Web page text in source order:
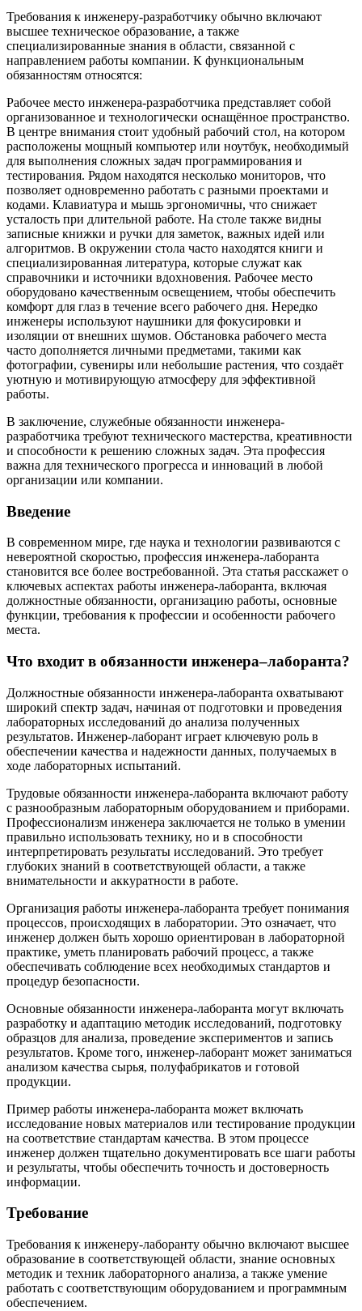
Требования к инженеру-разработчику обычно включают
высшее техническое образование, а также
специализированные знания в области, связанной с
направлением работы компании. К функциональным
обязанностям относятся:
Рабочее место инженера-разработчика представляет собой
организованное и технологически оснащённое пространство.
В центре внимания стоит удобный рабочий стол, на котором
расположены мощный компьютер или ноутбук, необходимый
для выполнения сложных задач программирования и
тестирования. Рядом находятся несколько мониторов, что
позволяет одновременно работать с разными проектами и
кодами. Клавиатура и мышь эргономичны, что снижает
усталость при длительной работе. На столе также видны
записные книжки и ручки для заметок, важных идей или
алгоритмов. В окружении стола часто находятся книги и
специализированная литература, которые служат как
справочники и источники вдохновения. Рабочее место
оборудовано качественным освещением, чтобы обеспечить
комфорт для глаз в течение всего рабочего дня. Нередко
инженеры используют наушники для фокусировки и
изоляции от внешних шумов. Обстановка рабочего места
часто дополняется личными предметами, такими как
фотографии, сувениры или небольшие растения, что создаёт
уютную и мотивирующую атмосферу для эффективной
работы.
В заключение, служебные обязанности инженера-
разработчика требуют технического мастерства, креативности
и способности к решению сложных задач. Эта профессия
важна для технического прогресса и инноваций в любой
организации или компании.
Введение
В современном мире, где наука и технологии развиваются с
невероятной скоростью, профессия инженера-лаборанта
становится все более востребованной. Эта статья расскажет о
ключевых аспектах работы инженера-лаборанта, включая
должностные обязанности, организацию работы, основные
функции, требования к профессии и особенности рабочего
места.
Что входит в обязанности инженера–лаборанта?
Должностные обязанности инженера-лаборанта охватывают
широкий спектр задач, начиная от подготовки и проведения
лабораторных исследований до анализа полученных
результатов. Инженер-лаборант играет ключевую роль в
обеспечении качества и надежности данных, получаемых в
ходе лабораторных испытаний.
Трудовые обязанности инженера-лаборанта включают работу
с разнообразным лабораторным оборудованием и приборами.
Профессионализм инженера заключается не только в умении
правильно использовать технику, но и в способности
интерпретировать результаты исследований. Это требует
глубоких знаний в соответствующей области, а также
внимательности и аккуратности в работе.
Организация работы инженера-лаборанта требует понимания
процессов, происходящих в лаборатории. Это означает, что
инженер должен быть хорошо ориентирован в лабораторной
практике, уметь планировать рабочий процесс, а также
обеспечивать соблюдение всех необходимых стандартов и
процедур безопасности.
Основные обязанности инженера-лаборанта могут включать
разработку и адаптацию методик исследований, подготовку
образцов для анализа, проведение экспериментов и запись
результатов. Кроме того, инженер-лаборант может заниматься
анализом качества сырья, полуфабрикатов и готовой
продукции.
Пример работы инженера-лаборанта может включать
исследование новых материалов или тестирование продукции
на соответствие стандартам качества. В этом процессе
инженер должен тщательно документировать все шаги работы
и результаты, чтобы обеспечить точность и достоверность
информации.
Требование
Требования к инженеру-лаборанту обычно включают высшее
образование в соответствующей области, знание основных
методик и техник лабораторного анализа, а также умение
работать с соответствующим оборудованием и программным
обеспечением.